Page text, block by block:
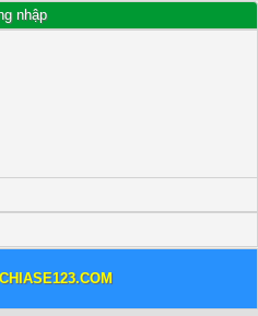
nhập
CHIASE123.COM